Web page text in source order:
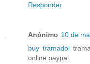
Responder
Anónimo 10 de
buy tramadol
online paypal